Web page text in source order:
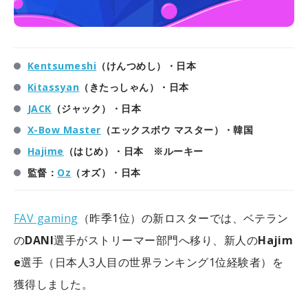
Kentsumeshi （けんつめし）・日本
Kitassyan （きたっしゃん）・日本
JACK （ジャック）・日本
X-Bow Master （エックスボウ マスター）・韓国
Hajime （はじめ）・日本 ※ルーキー
監督： Oz （オズ）・日本
FAV gaming （昨季1位）の新ロスターでは、ベテラン
のDANI選手がストリーマー部門へ移り、新人のHajim
e選手（日本人3人目の世界ランキング1位経験者）を
獲得しました。